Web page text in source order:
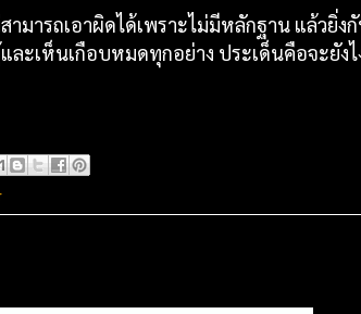
ารถเอาผิดได้เพราะไม่มีหลักฐาน แล้วยิ่ง
ะเห็นเกือบหมดทุกอย่าง ประเด็นคือจะยัง